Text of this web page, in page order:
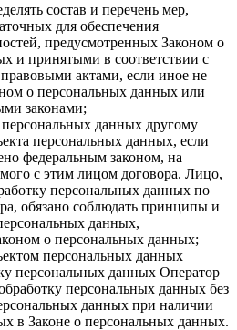
состав и перечень мер,
для обеспечения
предусмотренных Законом о
и принятыми в соответствии с
актами, если иное не
о персональных данных или
законами;
данных другому
персональных данных, если
федеральным законом, на
с этим лицом договора. Лицо,
персональных данных по
обязано соблюдать принципы и
данных,
о персональных данных;
персональных данных
персональных данных Оператор
персональных данных без
данных при наличии
в Законе о персональных данных.